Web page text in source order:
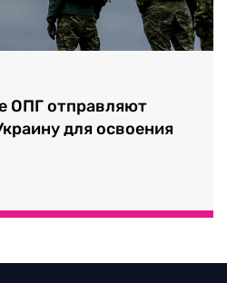
ОПГ отправляют
для освоения